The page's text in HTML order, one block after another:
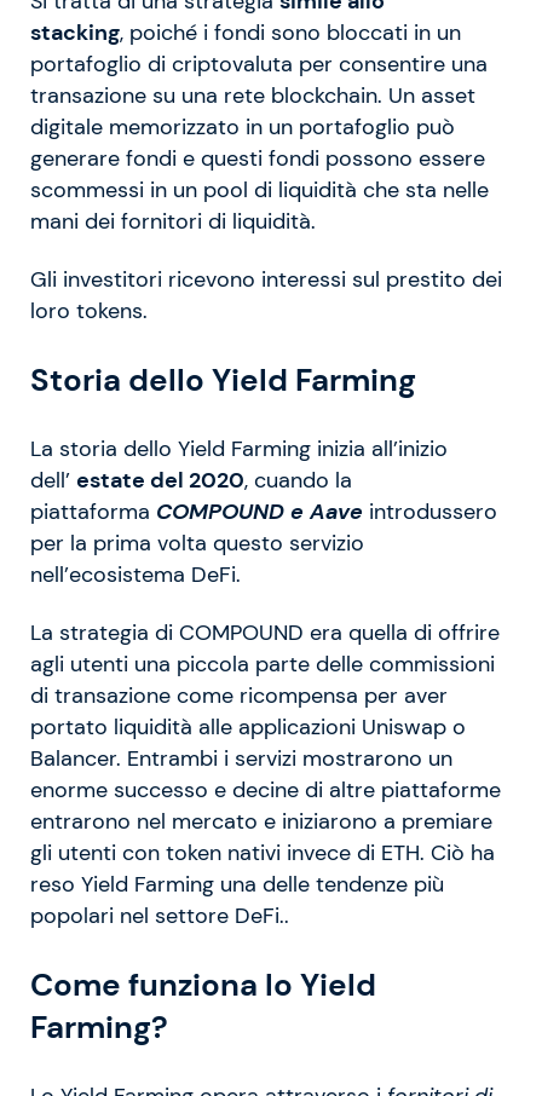
stacking, poiché i fondi sono bloccati in un
portafoglio di criptovaluta per consentire una
transazione su una rete blockchain. Un asset
digitale memorizzato in un portafoglio può
generare fondi e questi fondi possono essere
scommessi in un pool di liquidità che sta nelle
mani dei fornitori di liquidità.
Gli investitori ricevono interessi sul prestito dei
loro tokens.
Storia dello Yield Farming
La storia dello Yield Farming inizia all’inizio
dell’ estate del 2020, cuando la
piattaforma COMPOUND e Aave introdussero
per la prima volta questo servizio
nell’ecosistema DeFi.
La strategia di COMPOUND era quella di offrire
agli utenti una piccola parte delle commissioni
di transazione come ricompensa per aver
portato liquidità alle applicazioni Uniswap o
Balancer. Entrambi i servizi mostrarono un
enorme successo e decine di altre piattaforme
entrarono nel mercato e iniziarono a premiare
gli utenti con token nativi invece di ETH. Ciò ha
reso Yield Farming una delle tendenze più
popolari nel settore DeFi..
Come funziona lo Yield
Farming?